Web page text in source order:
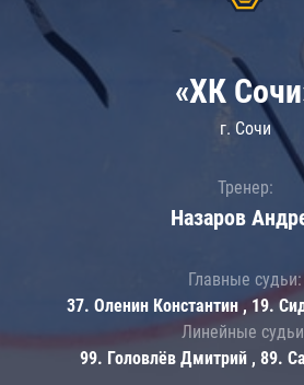
«ХК
г. Сочи
Тренер:
Назаров
Главные судьи:
37. Оленин Константин , 19.
Линейные
99. Головлёв Дмитрий , 89.